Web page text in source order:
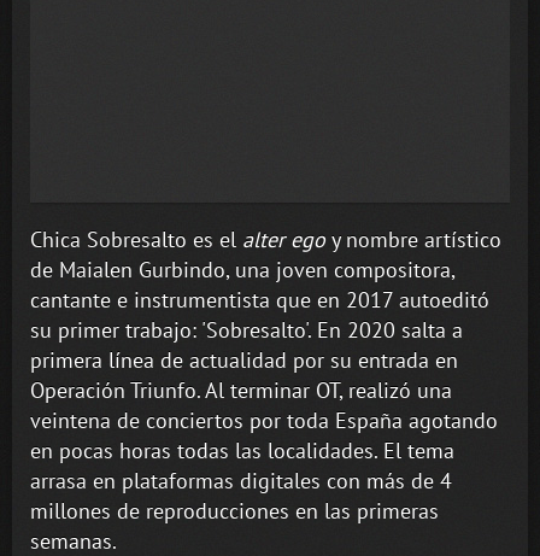
Chica Sobresalto es el alter egoy nombre artístico
de Maialen Gurbindo, una joven compositora,
cantante e instrumentista que en 2017 autoeditó
su primer trabajo: 'Sobresalto'. En 2020 salta a
primera línea de actualidad por su entrada en
Operación Triunfo. Al terminar OT, realizó una
veintena de conciertos por toda España agotando
en pocas horas todas las localidades. El tema
arrasa en plataformas digitales con más de 4
millones de reproducciones en las primeras
semanas.